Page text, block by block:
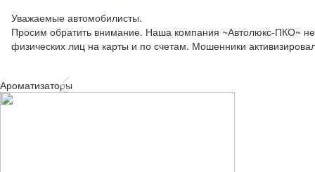
Уважаемые автомобилисты.
Просим обратить внимание. Наша компания ~Автолюкс-ПКО~
физических лиц на карты и по счетам. Мошенники
Предыдущий
Ароматизаторы